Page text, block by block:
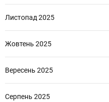
Листопад 2025
Жовтень 2025
Вересень 2025
Серпень 2025